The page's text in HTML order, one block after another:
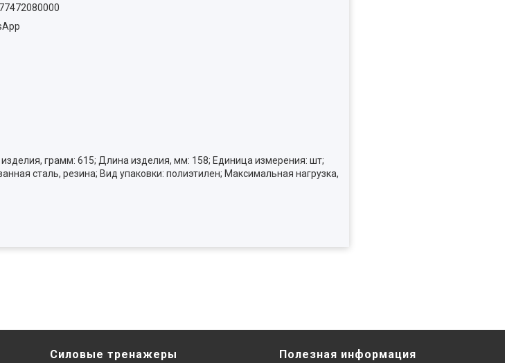
грамм: 615; Длина изделия, мм: 158; Единица измерения: шт;
сталь, резина; Вид упаковки: полиэтилен; Максимальная нагрузка,
Силовые тренажеры Полезная информация